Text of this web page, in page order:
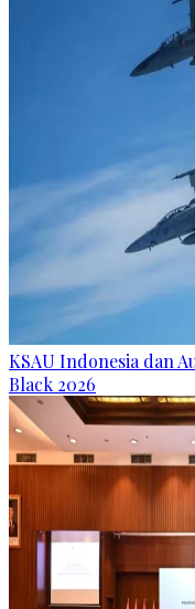
KSAU Indonesia dan
Black 2026